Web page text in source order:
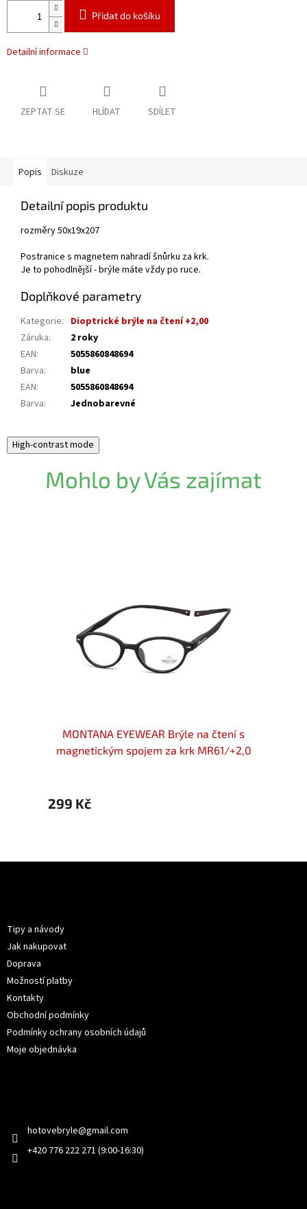
Přidat do košíku
Detailní informace
ZEPTAT SE HLÍDAT SDÍLET
Popis Diskuze
Detailní popis produktu
rozměry 50x19x207
Postranice s magnetem nahradí šnůrku za krk.
Je to pohodlnější - brýle máte vždy po ruce.
Doplňkové parametry
Kategorie: Dioptrické brýle na čtení +2,00
Záruka:
2 roky
EAN:
5055860848694
Barva:
blue
EAN:
5055860848694
Barva: Jednobarevné
High-contrast mode
Mohlo by Vás zajímat
MONTANA EYEWEAR Brýle na čtení s
magnetickým spojem za krk MR61/+2,0
299 Kč
Tipy a návody
Jak nakupovat
Doprava
Možností platby
Kontakty
Obchodní podmínky
Podmínky ochrany osobních údajů
Moje objednávka
hotovebryle@gmail.com
+420 776 222 271 (9:00-16:30)